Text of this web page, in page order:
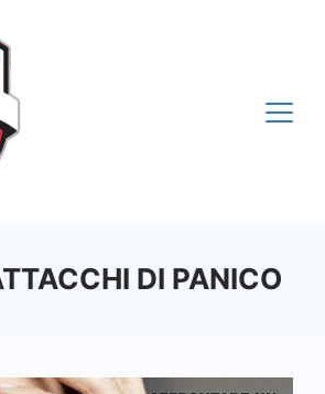
DI PANICO